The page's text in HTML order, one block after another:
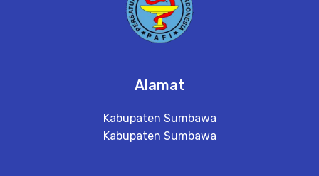
Alamat
Kabupaten Sumbawa
Kabupaten Sumbawa